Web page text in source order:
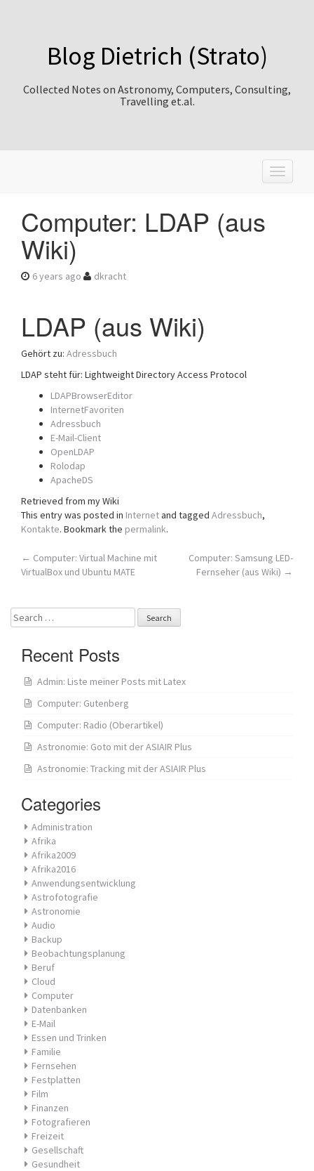
Blog Dietrich (Strato)
Collected Notes on Astronomy, Computers, Consulting,
Travelling et.al.
T
o
Computer: LDAP (aus
Wiki)
6 years ago dkracht
LDAP (aus Wiki)
Gehört zu: Adressbuch
LDAP steht für: Lightweight Directory Access Protocol
LDAPBrowserEditor
InternetFavoriten
Adressbuch
E-Mail-Client
OpenLDAP
Rolodap
ApacheDS
Retrieved from my Wiki
This entry was posted in Internetand tagged Adressbuch,
Kontakte. Bookmark the permalink.
Post
← Computer: Virtual Machine mit
VirtualBox und Ubuntu MATE
Computer: Samsung LED-
Fernseher (aus Wiki) →
Search
for:
Recent Posts
Admin: Liste meiner Posts mit Latex
Computer: Gutenberg
Computer: Radio (Oberartikel)
Astronomie: Goto mit der ASIAIR Plus
Astronomie: Tracking mit der ASIAIR Plus
Categories
Administration
Afrika
Afrika2009
Afrika2016
Anwendungsentwicklung
Astrofotografie
Astronomie
Audio
Backup
Beobachtungsplanung
Beruf
Cloud
Computer
Datenbanken
E-Mail
Essen und Trinken
Familie
Fernsehen
Festplatten
Film
Finanzen
Fotografieren
Freizeit
Gesellschaft
Gesundheit